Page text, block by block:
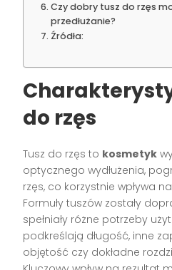
Czy dobry tusz do rzęs
przedłużanie?
Źródła:
do rzęs
Tusz do rzęs to kosmetyk
optycznego wydłużenia,
rzęs, co korzystnie wpływa
Formuły tuszów zostały
spełniały różne potrzeby
podkreślają długość, inne
objętość czy dokładne